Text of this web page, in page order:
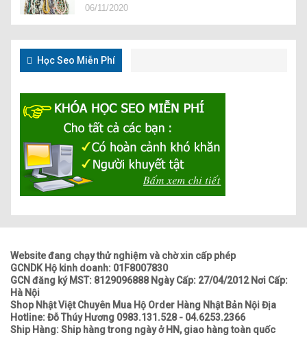
06/11/2020
Học Seo Miễn Phí
Website đang chạy thử nghiệm và chờ xin cấp phép
GCNDK Hộ kinh doanh: 01F8007830
GCN đăng ký MST: 8129096888 Ngày Cấp: 27/04/2012 Nơi Cấp:
Hà Nội
Shop Nhật Việt Chuyên Mua Hộ Order Hàng Nhật Bản Nội Địa
Hotline: Đỗ Thúy Hương 0983.131.528 - 04.6253.2366
Ship Hàng: Ship hàng trong ngày ở HN, giao hàng toàn quốc